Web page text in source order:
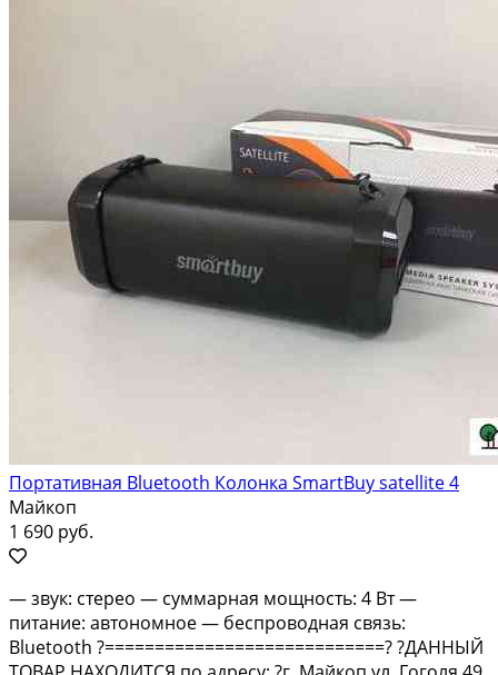
Портативная Bluetooth Колонка SmartBuy satellite 4
Майкоп
1 690 руб.
— звук: стерео — суммарная мощность: 4 Вт —
питание: автономное — беспроводная связь:
Bluetooth ?============================? ?ДАННЫЙ